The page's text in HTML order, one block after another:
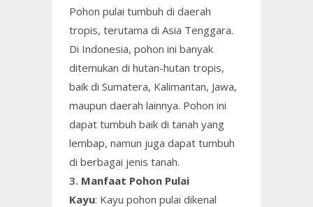
Pohon pulai tumbuh di daerah
tropis, terutama di Asia Tenggara.
Di Indonesia, pohon ini banyak
ditemukan di hutan-hutan tropis,
baik di Sumatera, Kalimantan, Jawa,
maupun daerah lainnya. Pohon ini
dapat tumbuh baik di tanah yang
lembap, namun juga dapat tumbuh
di berbagai jenis tanah.
3. Manfaat Pohon Pulai
Kayu: Kayu pohon pulai dikenal